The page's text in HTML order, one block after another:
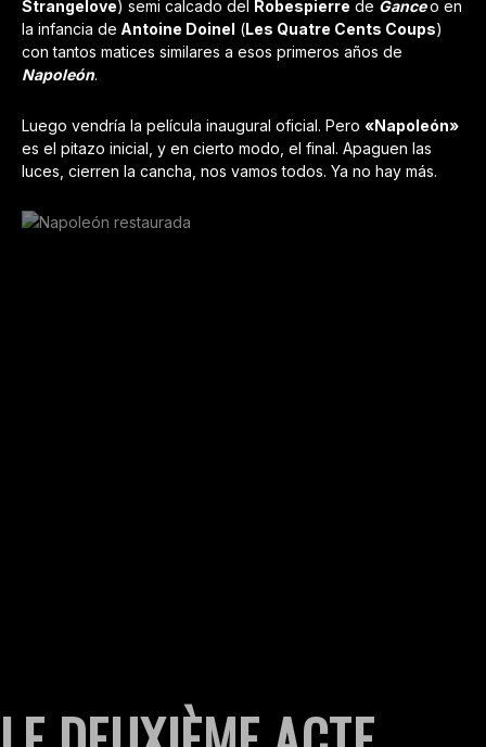
Strangelove) semi calcado del Robespierre de Ganceo en
la infancia de Antoine Doinel (Les Quatre Cents Coups)
con tantos matices similares a esos primeros años de
Napoleón.
Luego vendría la película inaugural oficial. Pero «Napoleón»
es el pitazo inicial, y en cierto modo, el final. Apaguen las
luces, cierren la cancha, nos vamos todos. Ya no hay más.